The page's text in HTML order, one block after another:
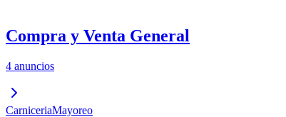
Compra y Venta General
4 anuncios
CarniceriaMayoreo